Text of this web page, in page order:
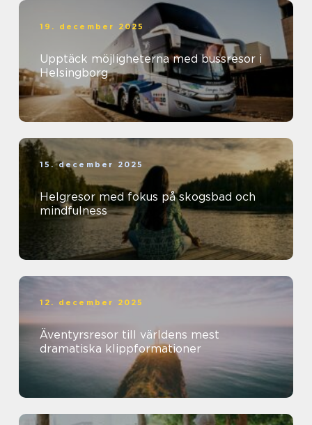
19. december 2025
Upptäck möjligheterna med bussresor i
Helsingborg
15. december 2025
Helgresor med fokus på skogsbad och
mindfulness
12. december 2025
Äventyrsresor till världens mest
dramatiska klippformationer